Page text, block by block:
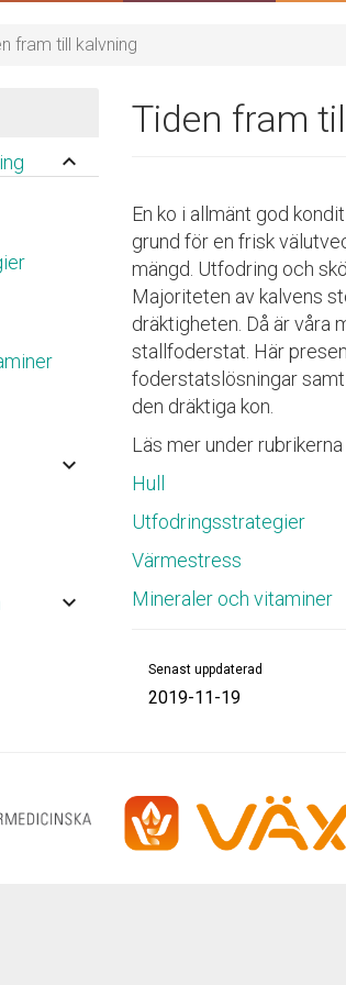
fram till kalvning
keyboard_arrow_up
keyboard_arrow_down
keyboard_arrow_down
Tiden fram
En ko i allmänt god
grund för en frisk
mängd. Utfodring och
Majoriteten av kalvens
dräktigheten. Då är våra
stallfoderstat. Här
foderstatslösningar
den dräktiga kon.
Läs mer under rubrikerna
Hull
Utfodringsstrategier
Värmestress
Mineraler och vitaminer
Senast uppdaterad
2019-11-19